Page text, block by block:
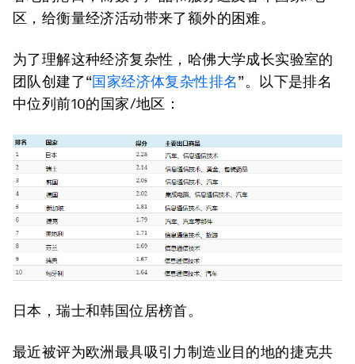
区，给衡量经济活动带来了额外的困难。
为了理解这种经济复杂性，哈佛大学成长实验室的
团队创建了“国家经济体复杂性排名”。以下是排名
中位列前10的国家/地区：
日本，瑞士和韩国位居榜首。
最近被评为欧洲最具吸引力制造业目的地的捷克共